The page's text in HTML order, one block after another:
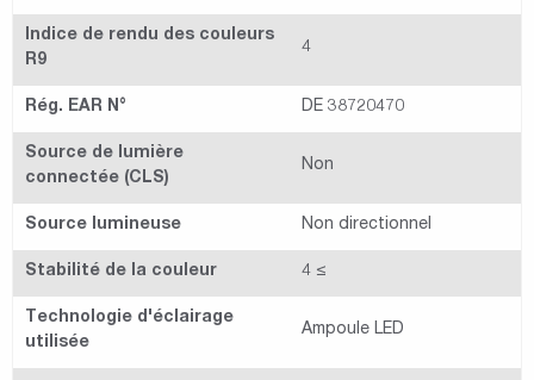
Indice de rendu des couleurs
R9
4
Rég. EAR N° DE 38720470
Source de lumière
connectée (CLS)
Non
Source lumineuse Non directionnel
Stabilité de la couleur 4 ≤
Technologie d'éclairage
utilisée
Ampoule LED